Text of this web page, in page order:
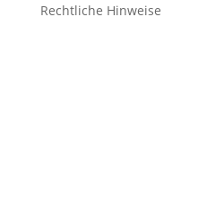
Rechtliche Hinweise